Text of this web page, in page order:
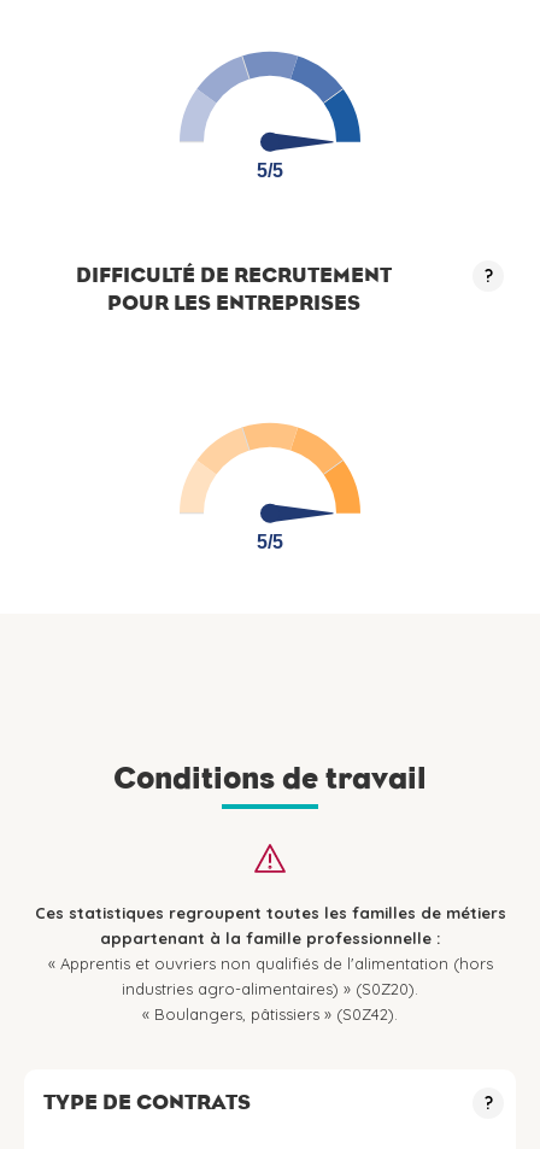
5/5
5/5
DIFFICULTÉ DE RECRUTEMENT
POUR LES ENTREPRISES
?
5/5
5/5
Conditions de travail
Ces statistiques regroupent toutes les familles de métiers
appartenant à la famille professionnelle :
« Apprentis et ouvriers non qualifiés de l'alimentation (hors
industries agro-alimentaires) » (S0Z20).
« Boulangers, pâtissiers » (S0Z42).
TYPE DE CONTRATS ?